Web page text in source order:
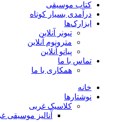
کتاب موسیقی
درآمدی بسیار کوتاه
ابزارک‌ها
تیونر آنلاین
مترونوم آنلاین
پیانو آنلاین
تماس با ما
همکاری با ما
خانه
نوشتارها
کلاسیک غربی
آنالیز موسیقی